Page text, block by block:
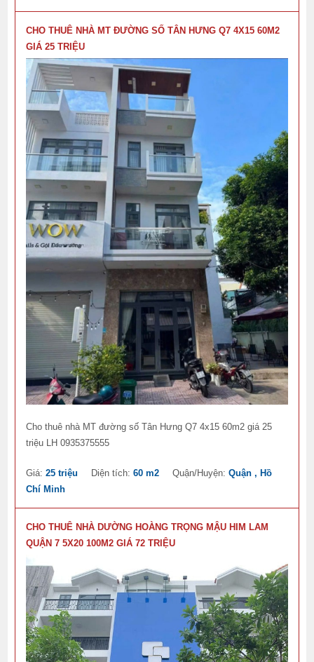
CHO THUÊ NHÀ MT ĐƯỜNG SỐ TÂN HƯNG Q7 4X15 60M2
GIÁ 25 TRIỆU
Cho thuê nhà MT đường số Tân Hưng Q7 4x15 60m2 giá 25
triệu LH 0935375555
Giá:25 triệu Diện tích:60 m2 Quận/Huyện:Quận , Hồ
Chí Minh
CHO THUÊ NHÀ DƯỜNG HOÀNG TRỌNG MẬU HIM LAM
QUẬN 7 5X20 100M2 GIÁ 72 TRIỆU